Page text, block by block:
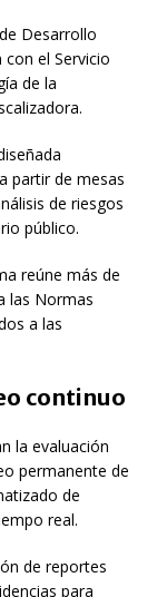
Desarrollo
con el Servicio
de la
partir de mesas
de riesgos
público.
reúne más de
las Normas
a las
continuo
la evaluación
permanente de
de
real.
de reportes
para